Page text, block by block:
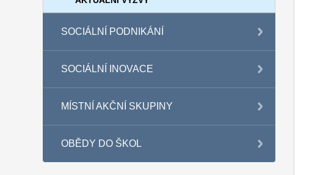
SOCIÁLNÍ PODNIKÁNÍ
SOCIÁLNÍ INOVACE
MÍSTNÍ AKČNÍ SKUPINY
OBĚDY DO ŠKOL